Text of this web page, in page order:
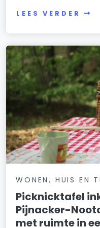
LEES VERDER
WONEN, HUIS EN
Picknicktafel
Pijnacker-
met ruimte in